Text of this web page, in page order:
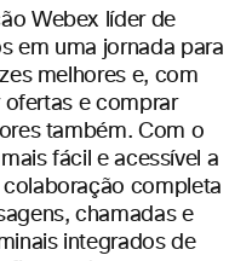
Webex líder de
em uma jornada para
melhores e, com
ofertas e comprar
também. Com o
fácil e acessível a
completa
chamadas e
integrados de